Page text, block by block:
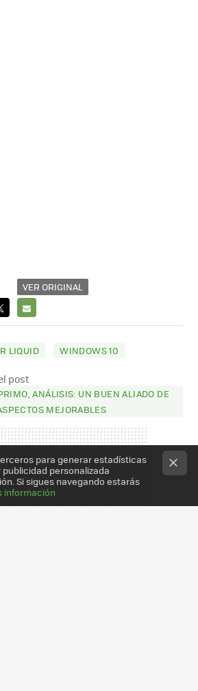
VER ORIGINAL
E-
MAIL
LIQUID WINDOWS 10
post
ANÁLISIS: UN BUEN ALIADO DE
MEJORABLES
para generar estadísticas
personalizada
Si sigues navegando estarás
información